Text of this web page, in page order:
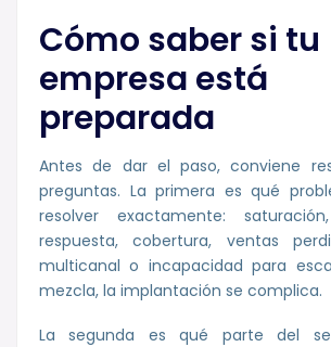
Cómo saber si tu
empresa está
preparada
Antes de dar el paso, conviene
preguntas. La primera es qué
resolver exactamente:
respuesta, cobertura, ventas
multicanal o incapacidad para
mezcla, la implantación se complica.
La segunda es qué parte del